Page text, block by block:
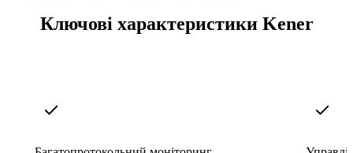
Ключові характеристики Kener